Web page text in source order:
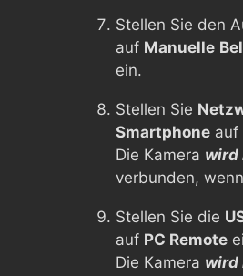
Stellen Sie den
auf Manuelle
ein.
Stellen Sie
Smartphone auf
Die Kamera wird
verbunden,
Stellen Sie die
auf PC Remote
Die Kamera wird